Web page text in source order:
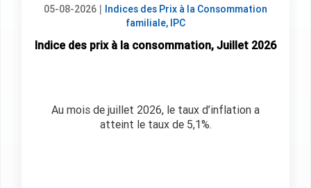
05-08-2026 |
Indices des Prix à la Consommation
familiale, IPC
Indice des prix à la consommation, Juillet 2026
Au mois de juillet 2026, le taux d’inflation a
atteint le taux de 5,1%.